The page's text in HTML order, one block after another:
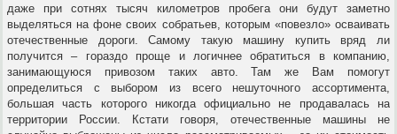
даже при сотнях тысяч километров пробега они будут заметно
выделяться на фоне своих собратьев, которым «повезло» осваивать
отечественные дороги. Самому такую машину купить вряд ли
получится – гораздо проще и логичнее обратиться в компанию,
занимающуюся привозом таких авто. Там же Вам помогут
определиться с выбором из всего нешуточного ассортимента,
большая часть которого никогда официально не продавалась на
территории России. Кстати говоря, отечественные машины не